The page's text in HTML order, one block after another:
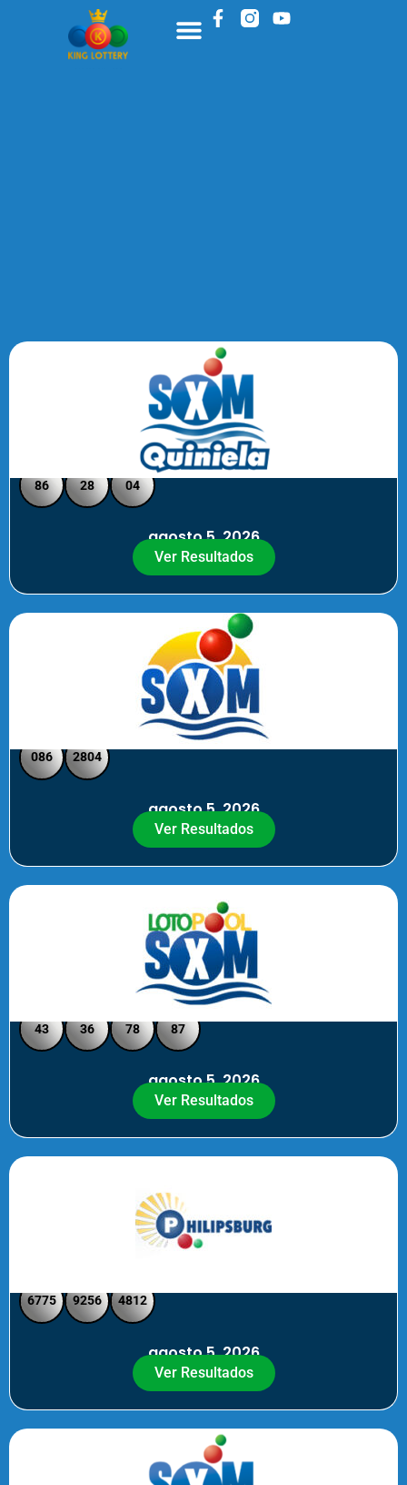
Quiniela SXM - Medio Día
86 28 04
agosto 5, 2026
Ver Resultados
SXM Medio día - Pick 3 Pick 4
086 2804
agosto 5, 2026
Ver Resultados
Loto Pool SXM - Medio Día
43 36 78 87
agosto 5, 2026
Ver Resultados
6775 9256 4812
agosto 5, 2026
Ver Resultados